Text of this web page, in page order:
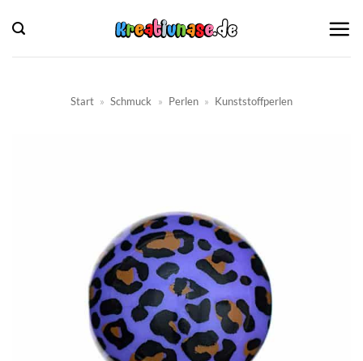
Inhalt
springen
Start » Schmuck » Perlen » Kunststoffperlen